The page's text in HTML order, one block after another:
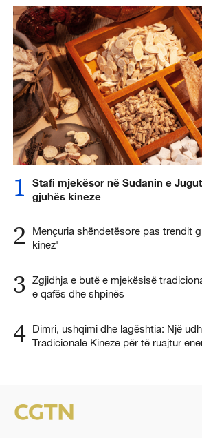
1
Stafi mjekësor në Sudanin e
gjuhës kineze
2
Mençuria shëndetësore pas trendit
kinez'
3 Zgjidhja e butë e mjekësisë
e qafës dhe shpinës
4 Dimri, ushqimi dhe lagështia: Një
Tradicionale Kineze për të ruajtur